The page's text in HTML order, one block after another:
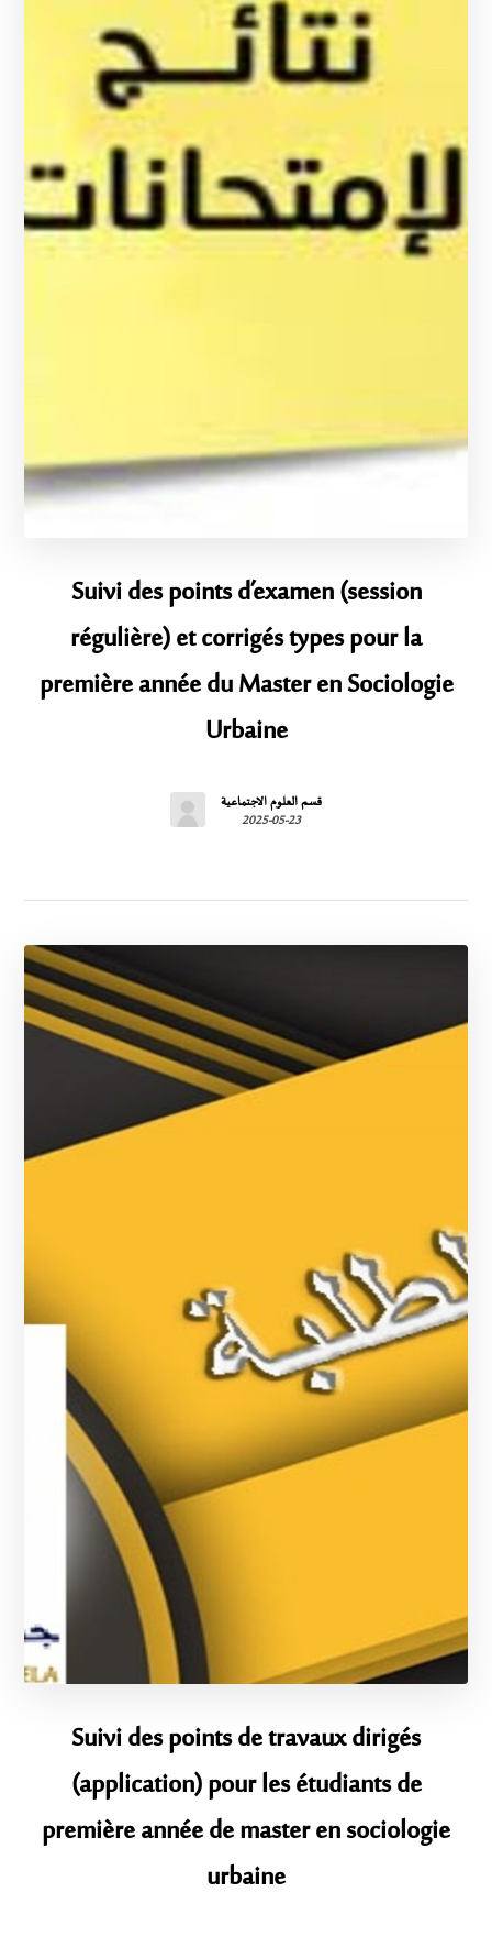
Suivi des points d’examen (session
régulière) et corrigés types pour la
première année du Master en Sociologie
Urbaine
قسم العلوم الاجتماعية
2025-05-23
Suivi des points de travaux dirigés
(application) pour les étudiants de
première année de master en sociologie
urbaine